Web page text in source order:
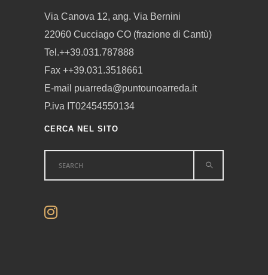
Via Canova 12, ang. Via Bernini
22060 Cucciago CO (frazione di Cantù)
Tel.++39.031.787888
Fax ++39.031.3518661
E-mail puarreda@puntounoarreda.it
P.iva IT02454550134
CERCA NEL SITO